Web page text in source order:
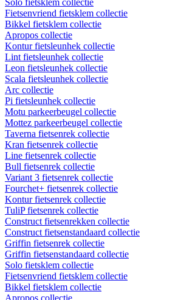
Solo fietsklem collectie
Fietsenvriend fietsklem collectie
Bikkel fietsklem collectie
Apropos collectie
Kontur fietsleunhek collectie
Lint fietsleunhek collectie
Leon fietsleunhek collectie
Scala fietsleunhek collectie
Arc collectie
Pi fietsleunhek collectie
Motu parkeerbeugel collectie
Mottez parkeerbeugel collectie
Taverna fietsenrek collectie
Kran fietsenrek collectie
Line fietsenrek collectie
Bull fietsenrek collectie
Variant 3 fietsenrek collectie
Fourchet+ fietsenrek collectie
Kontur fietsenrek collectie
TuliP fietsenrek collectie
Construct fietsenrekken collectie
Construct fietsenstandaard collectie
Griffin fietsenrek collectie
Griffin fietsenstandaard collectie
Solo fietsklem collectie
Fietsenvriend fietsklem collectie
Bikkel fietsklem collectie
Apropos collectie